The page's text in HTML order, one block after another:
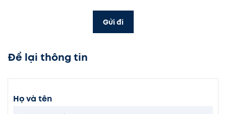
Gửi đi
Để lại thông tin
Họ và tên